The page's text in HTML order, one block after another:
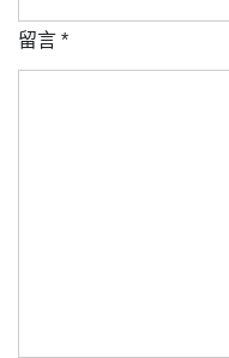
留言 *